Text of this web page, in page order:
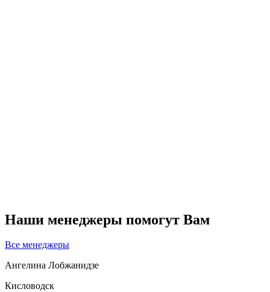
Наши менеджеры помогут Вам
Все менеджеры
Ангелина Лобжанидзе
Кисловодск